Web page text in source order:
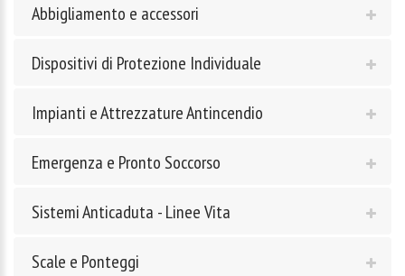
Abbigliamento e accessori
Dispositivi di Protezione Individuale
Impianti e Attrezzature Antincendio
Emergenza e Pronto Soccorso
Sistemi Anticaduta - Linee Vita
Scale e Ponteggi